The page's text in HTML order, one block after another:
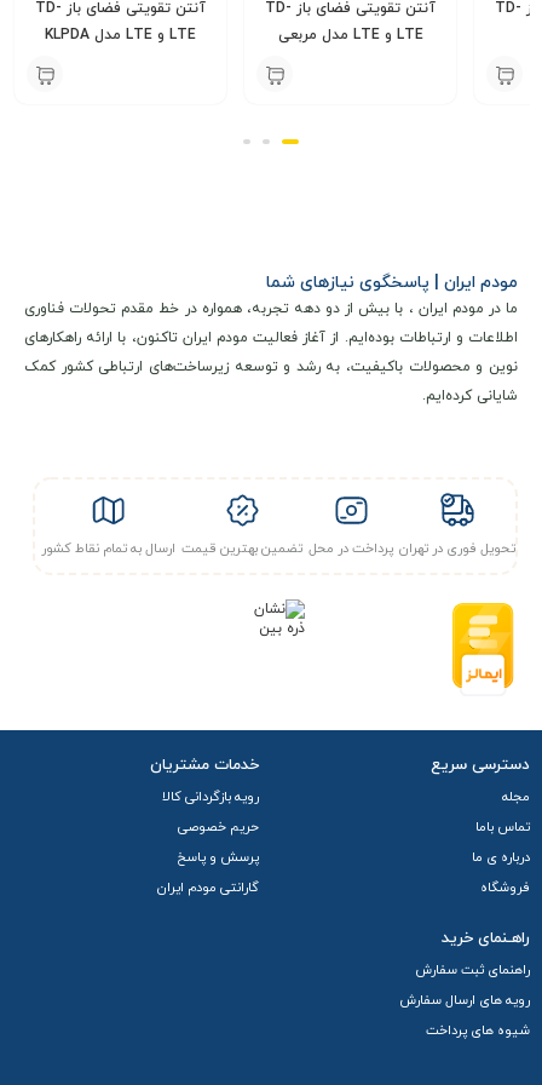
آنتن تقویتی فضای باز TD-
آنتن تقویتی فضای باز TD-
LTE و LTE مدل مربعی
آنتن تقویتی فضای باز TD-
LTE و LTE مدل KLPDA
مودم ایران | پاسخگوی نیازهای شما
ما در مودم ایران ، با بیش از دو دهه تجربه، همواره در خط مقدم تحولات فناوری
اطلاعات و ارتباطات بوده‌ایم. از آغاز فعالیت مودم ایران تاکنون، با ارائه راهکارهای
نوین و محصولات باکیفیت، به رشد و توسعه زیرساخت‌های ارتباطی کشور کمک
شایانی کرده‌ایم.
تحویل فوری در تهران پرداخت در محل تضمین بهترین قیمت ارسال به تمام نقاط کشور
دسترسی سریع
مجله
تماس باما
درباره ی ما
فروشگاه
خدمات مشتریان
رویه بازگردانی کالا
حریم خصوصی
پرسش و پاسخ
گارانتی مودم ایران
راهـنمای خرید
راهنمای ثبت سفارش
رویه های ارسال سفارش
شیوه های پرداخت